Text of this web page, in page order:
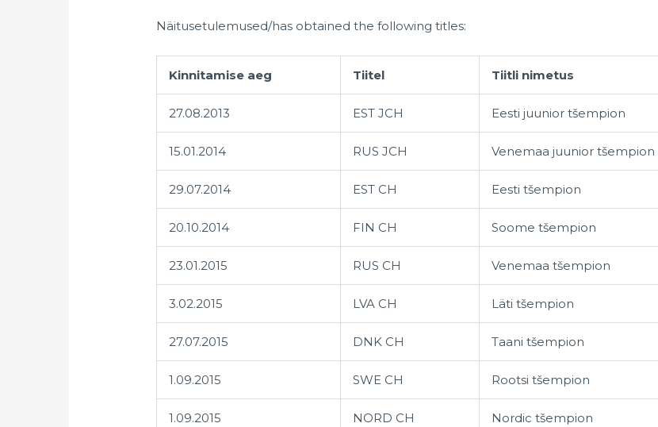
Näitusetulemused/has obtained the following titles:
Kinnitamise aeg Tiitel Tiitli nimetus
27.08.2013 EST JCH Eesti juunior tšempion
15.01.2014 RUS JCH Venemaa juunior tšempion
29.07.2014 EST CH Eesti tšempion
20.10.2014 FIN CH Soome tšempion
23.01.2015 RUS CH Venemaa tšempion
3.02.2015 LVA CH Läti tšempion
27.07.2015 DNK CH Taani tšempion
1.09.2015 SWE CH Rootsi tšempion
1.09.2015 NORD CH Nordic tšempion